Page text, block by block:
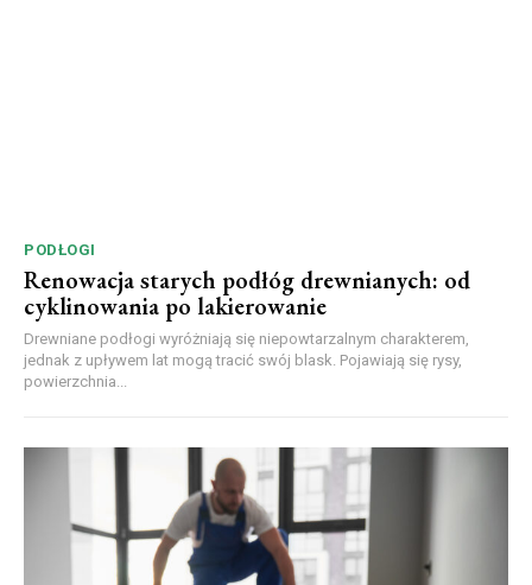
PODŁOGI
Renowacja starych podłóg drewnianych: od
cyklinowania po lakierowanie
Drewniane podłogi wyróżniają się niepowtarzalnym charakterem,
jednak z upływem lat mogą tracić swój blask. Pojawiają się rysy,
powierzchnia...